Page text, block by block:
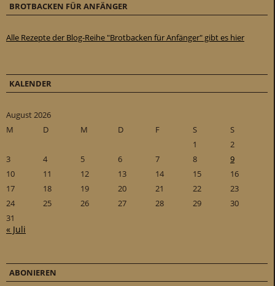
BROTBACKEN FÜR ANFÄNGER
Alle Rezepte der Blog-Reihe "Brotbacken für Anfänger" gibt es hier
KALENDER
August 2026
M
D M D F S
S
1
2
3
4 5 6 7 8
9
10
11 12 13 14 15
16
17
18 19 20 21 22
23
24
25 26 27 28 29
30
31
« Juli
ABONIEREN